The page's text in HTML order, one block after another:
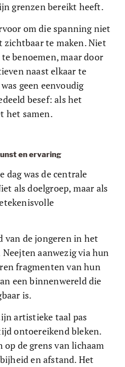
grenzen bereikt heeft.
om die spanning niet
te maken. Niet
benoemen, maar door
naast elkaar te
geen eenvoudig
besef: als het
het samen.
en ervaring
dag was de centrale
als doelgroep, maar als
van de jongeren in het
aanwezig via hun
fragmenten van hun
een binnenwereld die
is.
artistieke taal pas
ontoereikend bleken.
de grens van lichaam
en afstand. Het